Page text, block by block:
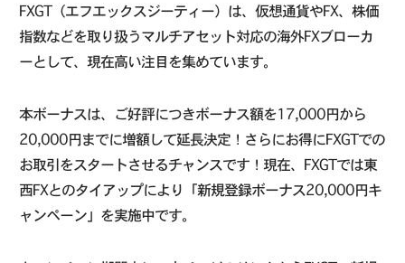
FXGT（エフエックスジーティー）は、仮想通貨やFX、株価
指数などを取り扱うマルチアセット対応の海外FXブローカ
ーとして、現在高い注目を集めています。
本ボーナスは、ご好評につきボーナス額を17,000円から
20,000円までに増額して延長決定！さらにお得にFXGTでの
お取引をスタートさせるチャンスです！現在、FXGTでは東
西FXとのタイアップにより「新規登録ボーナス20,000円キ
ャンペーン」を実施中です。